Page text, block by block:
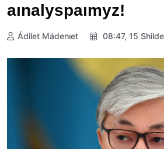
aınalyspaımyz!
Ádilet Mádenıet 08:47, 15